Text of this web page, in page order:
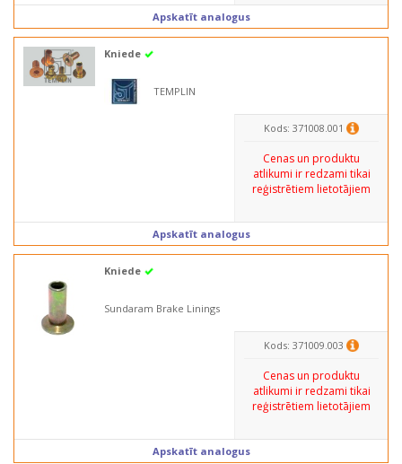
Apskatīt analogus
Kniede
TEMPLIN
Kods: 371008.001
Cenas un produktu
atlikumi ir redzami tikai
reģistrētiem lietotājiem
Apskatīt analogus
Kniede
Sundaram Brake Linings
Kods: 371009.003
Cenas un produktu
atlikumi ir redzami tikai
reģistrētiem lietotājiem
Apskatīt analogus